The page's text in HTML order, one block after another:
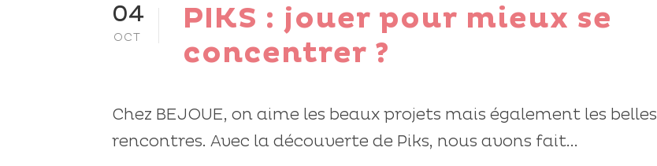
04
OCT
PIKS : jouer pour mieux se
concentrer ?
Chez BEJOUE, on aime les beaux projets mais également les belles
rencontres. Avec la découverte de Piks, nous avons fait...